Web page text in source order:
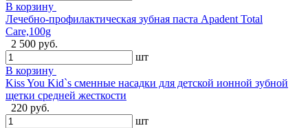
В корзину
Лечебно-профилактическая зубная паста Apadent Total
Care,100g
2 500 руб.
шт
В корзину
Kiss You Kid`s сменные насадки для детской ионной зубной
щетки средней жесткости
220 руб.
шт